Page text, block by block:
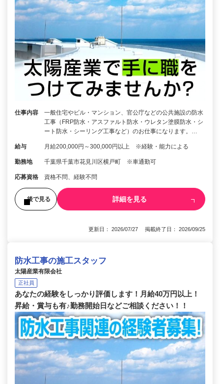
仕事内容
一般住宅やビル・マンション、官公庁などの公共施設の防水
工事（FRP防水・アスファルト防水・ウレタン塗膜防水・シ
ート防水・シーリング工事など）のお仕事になります。…
給与 月給200,000円～300,000円以上 ※経験・能力による
勤務地 千葉県千葉市花見川区横戸町 ※車通勤可
応募資格 資格不問、経験不問
後で見る 詳細を見る
更新日： 2026/07/27 掲載終了日： 2026/09/25
防水工事の施工スタッフ
太陽産業有限会社
正社員
あなたの経験をしっかり評価します！月給40万円以上！
昇給・賞与も有♪勤務開始日などご相談ください！！